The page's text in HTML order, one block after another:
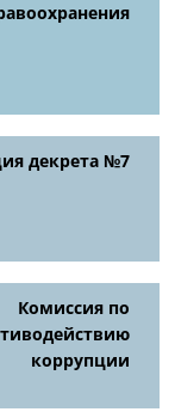
декрета №7
Комиссия по
коррупции